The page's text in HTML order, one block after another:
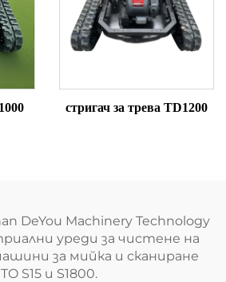
стригач за трева TD1200
DeYou Machinery Technology
уреди за чистене на
за мийка и сканиране
S15 и S1800.